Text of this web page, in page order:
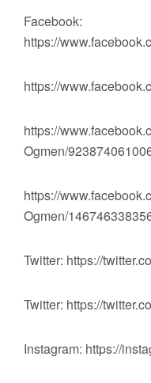
Facebook:
https://
https://
https://
Ogmen/
https://
Ogmen/
Twitter: https://
Twitter: https://
Instagram: https://